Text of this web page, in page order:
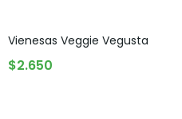
Vienesas Veggie Vegusta
$2.650